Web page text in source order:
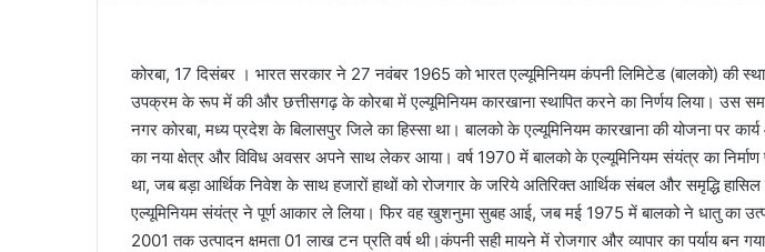
कोरबा, 17 दिसंबर । भारत सरकार ने 27 नवंबर 1965 को भारत एल्यूमिनियम कंपनी लिमिटेड (बालको) की
उपक्रम के रूप में की और छत्तीसगढ़ के कोरबा में एल्यूमिनियम कारखाना स्थापित करने का निर्णय लिया। उस
नगर कोरबा, मध्य प्रदेश के बिलासपुर जिले का हिस्सा था। बालको के एल्यूमिनियम कारखाना की योजना पर
का नया क्षेत्र और विविध अवसर अपने साथ लेकर आया। वर्ष 1970 में बालको के एल्यूमिनियम संयंत्र का
था, जब बड़ा आर्थिक निवेश के साथ हजारों हाथों को रोजगार के जरिये अतिरिक्त आर्थिक संबल और समृद्धि
एल्यूमिनियम संयंत्र ने पूर्ण आकार ले लिया। फिर वह खुशनुमा सुबह आई, जब मई 1975 में बालको ने धातु का
2001 तक उत्पादन क्षमता 01 लाख टन प्रति वर्ष थी।कंपनी सही मायने में रोजगार और व्यापार का पर्याय बन